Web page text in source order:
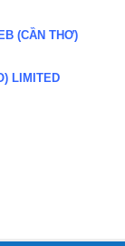
(CẦN THƠ)
LIMITED